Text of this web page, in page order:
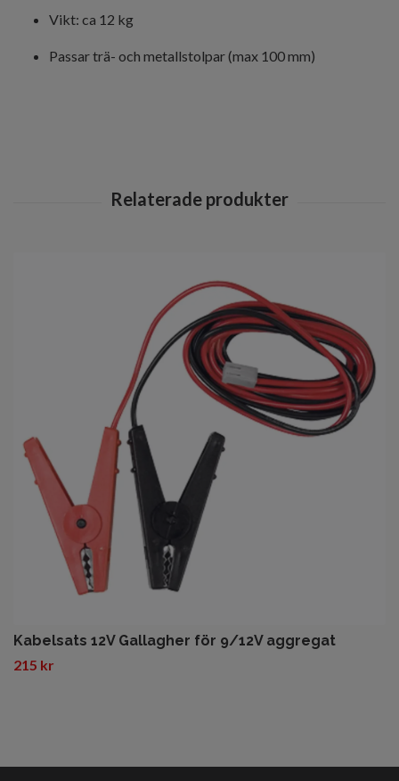
Vikt: ca 12 kg
Passar trä- och metallstolpar (max 100 mm)
Kabelsats 12V Gallagher för 9/12V aggregat
215 kr